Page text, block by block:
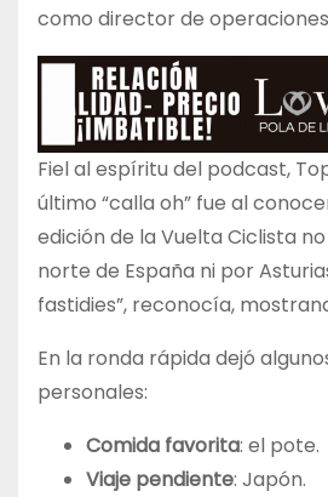
como director de
Fiel al espíritu del podcast,
último “calla oh” fue al
edición de la Vuelta Ciclista
norte de España ni por
fastidies”, reconocía,
En la ronda rápida dejó
personales:
Comida favorita: el pote.
Viaje pendiente: Japón.